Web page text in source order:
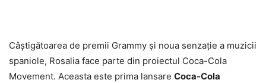
Câştigătoarea de premii Grammy şi noua senzaţie a muzicii
spaniole, Rosalia face parte din proiectul Coca-Cola
Movement. Aceasta este prima lansare Coca-Cola